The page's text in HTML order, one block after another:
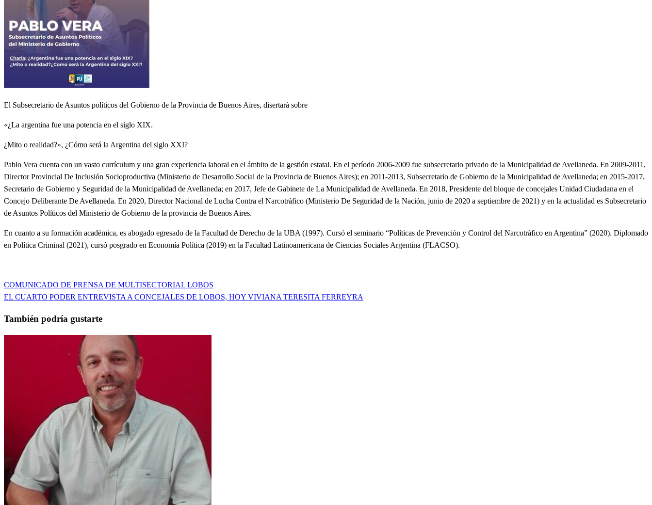
El Subsecretario de Asuntos políticos del Gobierno de la Provincia de Buenos Aires, disertará sobre
«¿La argentina fue una potencia en el siglo XIX.
¿Mito o realidad?», ¿Cómo será la Argentina del siglo XXI?
Pablo Vera cuenta con un vasto currículum y una gran experiencia laboral en el ámbito de la gestión estatal. En el período 2006-2009 fue subsecretario privado de la Municipalidad de Avellaneda. En 2009-2011,
Director Provincial De Inclusión Socioproductiva (Ministerio de Desarrollo Social de la Provincia de Buenos Aires); en 2011-2013, Subsecretario de Gobierno de la Municipalidad de Avellaneda; en 2015-2017,
Secretario de Gobierno y Seguridad de la Municipalidad de Avellaneda; en 2017, Jefe de Gabinete de La Municipalidad de Avellaneda. En 2018, Presidente del bloque de concejales Unidad Ciudadana en el
Concejo Deliberante De Avellaneda. En 2020, Director Nacional de Lucha Contra el Narcotráfico (Ministerio De Seguridad de la Nación, junio de 2020 a septiembre de 2021) y en la actualidad es Subsecretario
de Asuntos Políticos del Ministerio de Gobierno de la provincia de Buenos Aires.
En cuanto a su formación académica, es abogado egresado de la Facultad de Derecho de la UBA (1997). Cursó el seminario “Políticas de Prevención y Control del Narcotráfico en Argentina” (2020). Diplomado
en Política Criminal (2021), cursó posgrado en Economía Política (2019) en la Facultad Latinoamericana de Ciencias Sociales Argentina (FLACSO).
Navegación
entradas
Entrada
anterior
COMUNICADO DE PRENSA DE MULTISECTORIAL LOBOS
Entrada
EL CUARTO PODER ENTREVISTA A CONCEJALES DE LOBOS, HOY VIVIANA TERESITA FERREYRA
También podría gustarte